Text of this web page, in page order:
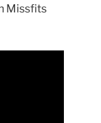
Missfits